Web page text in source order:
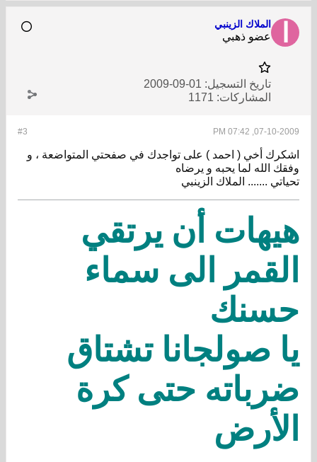
الملاك الزينبي
عضو ذهبي
تاريخ التسجيل: 01-09-2009
المشاركات: 1171
#3 07-10-2009, 07:42 PM
اشكرك أخي ( احمد ) على تواجدك في صفحتي المتواضعة ، و
وفقك الله لما يحبه و يرضاه
تحياتي ....... الملاك الزينبي
هيهات أن يرتقي
القمر الى سماء
حسنك
يا صولجانا تشتاق
ضرباته حتى كرة
الأرض